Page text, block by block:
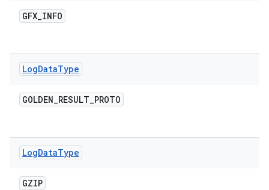
GFX_INFO
LogDataType
GOLDEN_RESULT_PROTO
LogDataType
GZIP